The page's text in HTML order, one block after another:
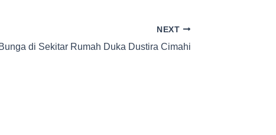
NEXT
di Sekitar Rumah Duka Dustira Cimahi